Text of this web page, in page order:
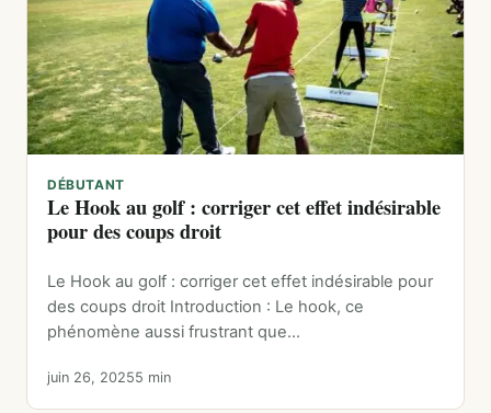
DÉBUTANT
Le Hook au golf : corriger cet effet indésirable
pour des coups droit
Le Hook au golf : corriger cet effet indésirable pour
des coups droit Introduction : Le hook, ce
phénomène aussi frustrant que…
juin 26, 20255 min